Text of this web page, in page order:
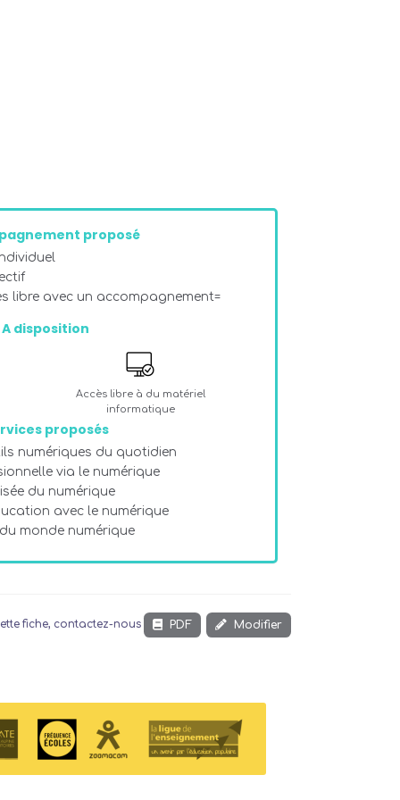
proposé
libre avec un accompagnement=
A disposition
Accès libre à du matériel
informatique
proposés
numériques du quotidien
via le numérique
du numérique
avec le numérique
monde numérique
fiche, contactez-nous PDF Modifier